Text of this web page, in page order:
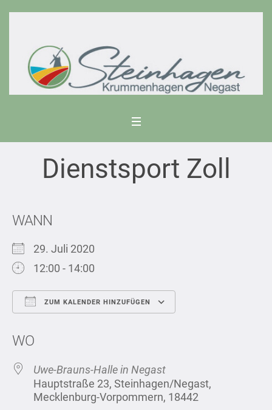
Dienstsport Zoll
WANN
29. Juli 2020
12:00 - 14:00
ZUM KALENDER HINZUFÜGEN
WO
Uwe-Brauns-Halle in Negast
Hauptstraße 23, Steinhagen/Negast,
Mecklenburg-Vorpommern, 18442